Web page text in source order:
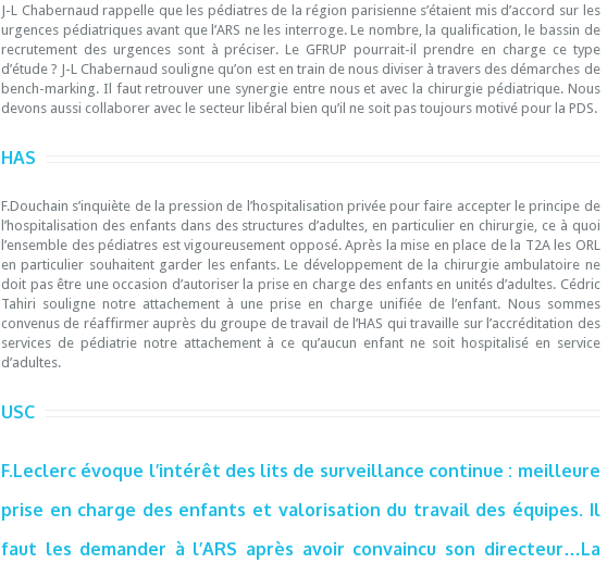
J-L Chabernaud rappelle que les pédiatres de la région parisienne s’étaient mis d’accord sur les
urgences pédiatriques avant que l’ARS ne les interroge. Le nombre, la qualification, le bassin de
recrutement des urgences sont à préciser. Le GFRUP pourrait-il prendre en charge ce type
d’étude ? J-L Chabernaud souligne qu’on est en train de nous diviser à travers des démarches de
bench-marking. Il faut retrouver une synergie entre nous et avec la chirurgie pédiatrique. Nous
devons aussi collaborer avec le secteur libéral bien qu’il ne soit pas toujours motivé pour la PDS.
HAS
F.Douchain s’inquiète de la pression de l’hospitalisation privée pour faire accepter le principe de
l’hospitalisation des enfants dans des structures d’adultes, en particulier en chirurgie, ce à quoi
l’ensemble des pédiatres est vigoureusement opposé. Après la mise en place de la T2A les ORL
en particulier souhaitent garder les enfants. Le développement de la chirurgie ambulatoire ne
doit pas être une occasion d’autoriser la prise en charge des enfants en unités d’adultes. Cédric
Tahiri souligne notre attachement à une prise en charge unifiée de l’enfant. Nous sommes
convenus de réaffirmer auprès du groupe de travail de l’HAS qui travaille sur l’accréditation des
services de pédiatrie notre attachement à ce qu’aucun enfant ne soit hospitalisé en service
d’adultes.
USC
F.Leclerc évoque l’intérêt des lits de surveillance continue : meilleure
prise en charge des enfants et valorisation du travail des équipes. Il
faut les demander à l’ARS après avoir convaincu son directeur…La